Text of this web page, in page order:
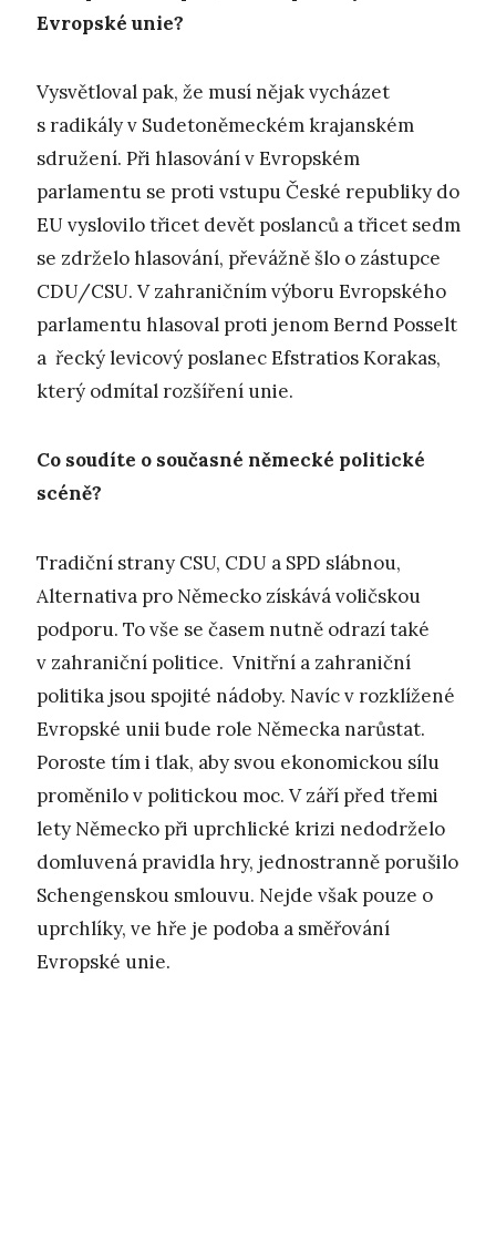
Evropské unie?
Vysvětloval pak, že musí nějak vycházet
s radikály v Sudetoněmeckém krajanském
sdružení. Při hlasování v Evropském
parlamentu se proti vstupu České republiky do
EU vyslovilo třicet devět poslanců a třicet sedm
se zdrželo hlasování, převážně šlo o zástupce
CDU/CSU. V zahraničním výboru Evropského
parlamentu hlasoval proti jenom Bernd Posselt
a řecký levicový poslanec Efstratios Korakas,
který odmítal rozšíření unie.
Co soudíte o současné německé politické
scéně?
Tradiční strany CSU, CDU a SPD slábnou,
Alternativa pro Německo získává voličskou
podporu. To vše se časem nutně odrazí také
v zahraniční politice. Vnitřní a zahraniční
politika jsou spojité nádoby. Navíc v rozklížené
Evropské unii bude role Německa narůstat.
Poroste tím i tlak, aby svou ekonomickou sílu
proměnilo v politickou moc. V září před třemi
lety Německo při uprchlické krizi nedodrželo
domluvená pravidla hry, jednostranně porušilo
Schengenskou smlouvu. Nejde však pouze o
uprchlíky, ve hře je podoba a směřování
Evropské unie.